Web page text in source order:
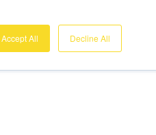
Accept All Decline All